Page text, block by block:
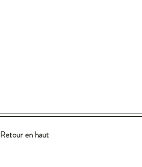
Retour en haut